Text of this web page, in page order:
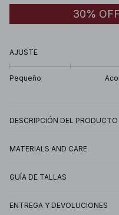
30%
AJUSTE
Pequeño
DESCRIPCIÓN DEL PRODUCTO
MATERIALS AND CARE
GUÍA DE TALLAS
ENTREGA Y DEVOLUCIONES